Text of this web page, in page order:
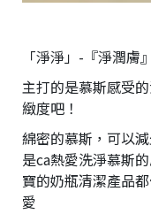
「淨淨」-『淨潤膚
主打的是慕斯感受
緻度吧！
綿密的慕斯，可以
是ca熱愛洗淨慕斯
寶的奶瓶清潔產品
愛